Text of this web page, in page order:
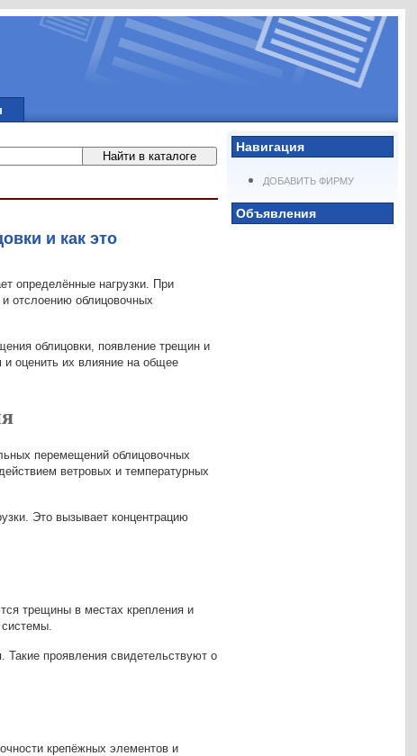
Навигация
ДОБАВИТЬ ФИРМУ
Объявления
и как это
определённые нагрузки. При
отслоению облицовочных
облицовки, появление трещин и
и оценить их влияние на общее
перемещений облицовочных
ветровых и температурных
Это вызывает концентрацию
трещины в местах крепления и
проявления свидетельствуют о
крепёжных элементов и